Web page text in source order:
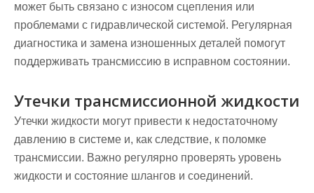
может быть связано с износом сцепления или
проблемами с гидравлической системой. Регулярная
диагностика и замена изношенных деталей помогут
поддерживать трансмиссию в исправном состоянии.
Утечки трансмиссионной жидкости
Утечки жидкости могут привести к недостаточному
давлению в системе и, как следствие, к поломке
трансмиссии. Важно регулярно проверять уровень
жидкости и состояние шлангов и соединений.